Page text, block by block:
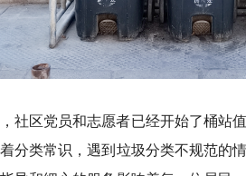
社区党员和志愿者已经开始了桶站
分类常识，遇到垃圾分类不规范的